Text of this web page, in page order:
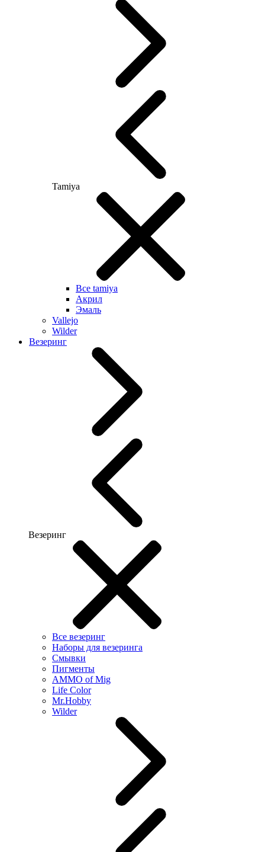
Tamiya
Все tamiya
Акрил
Эмаль
Vallejo
Wilder
Везеринг
Везеринг
Все везеринг
Наборы для везеринга
Смывки
Пигменты
AMMO of Mig
Life Color
Mr.Hobby
Wilder